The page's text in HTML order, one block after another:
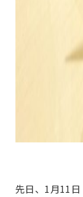
先日、1月11